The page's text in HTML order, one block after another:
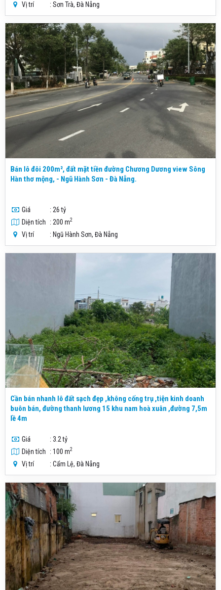
Vị trí : Sơn Trà, Đà Nẵng
Bán lô đôi 200m², đất mặt tiền đường Chương Dương view Sông
Hàn thơ mộng, - Ngũ Hành Sơn - Đà Nẵng.
Giá
: 26 tỷ
Diện tích
: 200 m2
Vị trí : Ngũ Hành Sơn, Đà Nẵng
Cần bán nhanh lô đất sạch đẹp ,không cống trụ ,tiện kinh doanh
buôn bán, đường thanh lương 15 khu nam hoà xuân ,đường 7,5m
lề 4m
Giá
: 3.2 tỷ
Diện tích
: 100 m2
Vị trí : Cẩm Lệ, Đà Nẵng